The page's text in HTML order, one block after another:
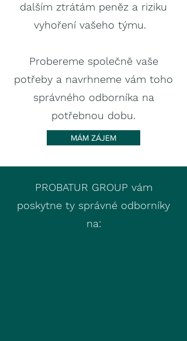
dalším ztrátám peněz a riziku
vyhoření vašeho týmu. ​
Probereme společně vaše
potřeby a navrhneme vám toho
správného odborníka na
potřebnou dobu.​
MÁM ZÁJEM
PROBATUR GROUP vám
poskytne ty správné odborníky
na: